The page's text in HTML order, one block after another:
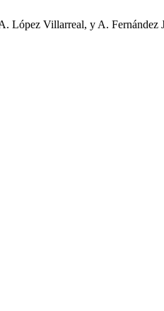
López Villarreal, y A.